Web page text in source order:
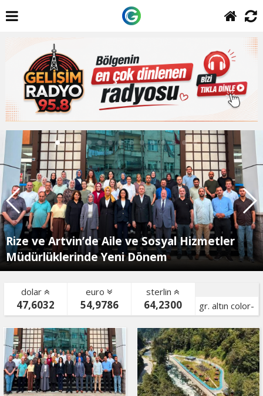
Rize ve Artvin’de Aile ve Sosyal Hizmetler
Müdürlüklerinde Yeni Dönem
dolar
47,6032
euro
54,9786
sterlin
64,2300
gr. altın color-
bist color-